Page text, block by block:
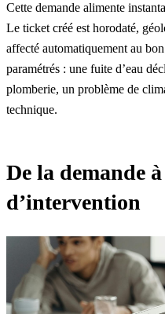
Cette demande alimente
Le ticket créé est horodaté,
affecté automatiquement au
paramétrés : une fuite d’eau
plomberie, un problème de
technique.
De la demande
d’intervention